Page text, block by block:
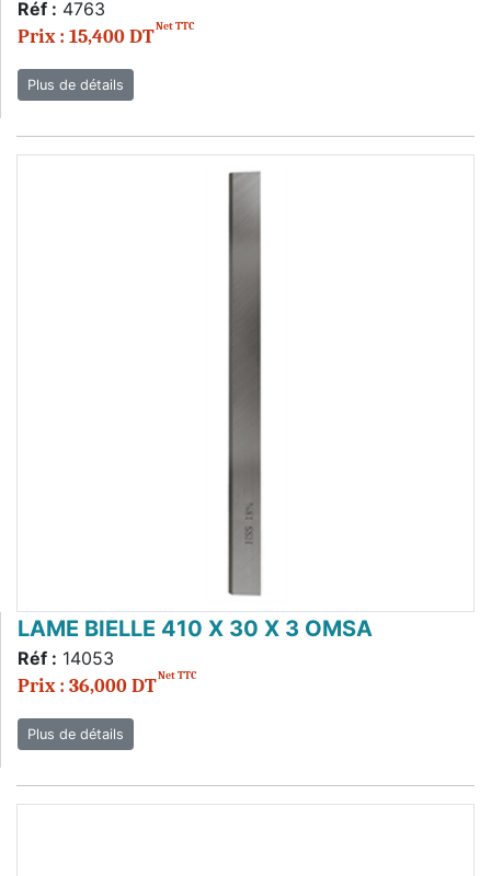
Réf : 4763
Prix : 15,400 DTNet TTC
Plus de détails
LAME BIELLE 410 X 30 X 3 OMSA
Réf : 14053
Prix : 36,000 DTNet TTC
Plus de détails